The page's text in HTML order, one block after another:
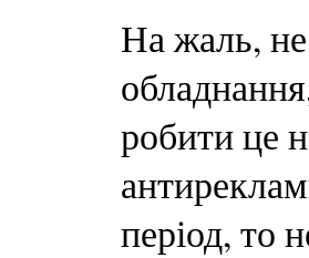
На жаль,
робити це
період, то